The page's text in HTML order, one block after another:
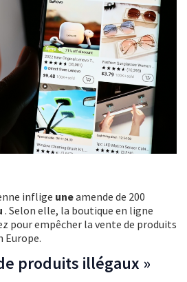
inflige uneamende de 200
. Selon elle, la boutique en ligne
pour empêcher la vente de produits
Europe.
produits illégaux »